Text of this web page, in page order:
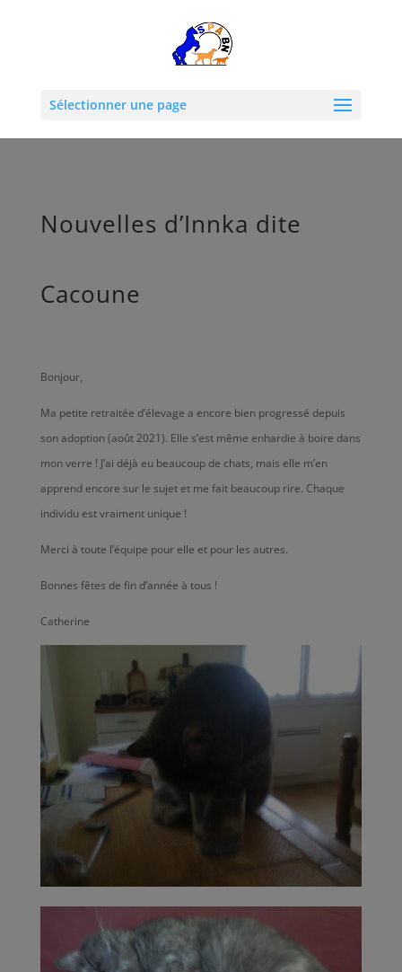
Sélectionner une page
Nouvelles d’Innka dite
Cacoune
Bonjour,
Ma petite retraitée d’élevage a encore bien progressé depuis
son adoption (août 2021). Elle s’est même enhardie à boire dans
mon verre ! J’ai déjà eu beaucoup de chats, mais elle m’en
apprend encore sur le sujet et me fait beaucoup rire. Chaque
individu est vraiment unique !
Merci à toute l’équipe pour elle et pour les autres.
Bonnes fêtes de fin d’année à tous !
Catherine